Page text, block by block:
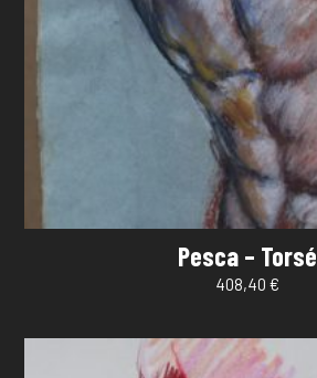
Pesca – Torsé
408,40 €